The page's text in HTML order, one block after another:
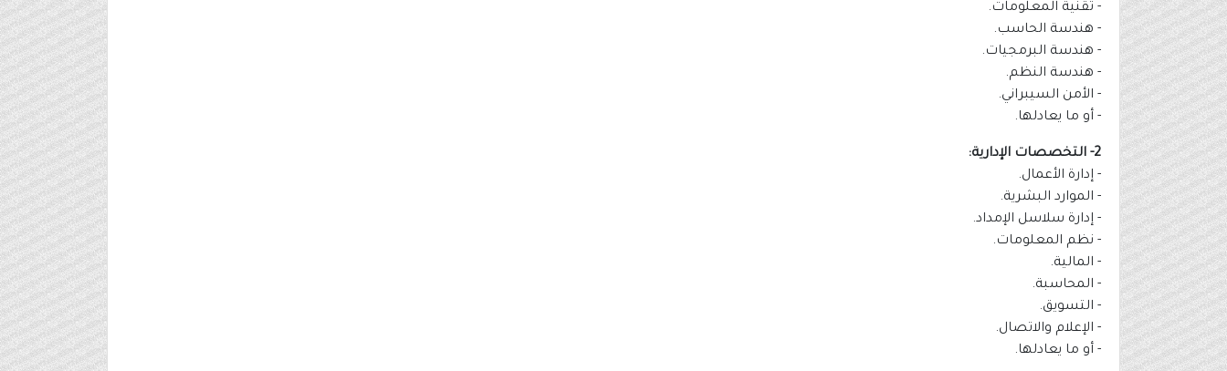
- تقنية المعلومات.
- هندسة الحاسب.
- هندسة البرمجيات.
- هندسة النظم.
- الأمن السيبراني.
- أو ما يعادلها.
2- التخصصات الإدارية:
- إدارة الأعمال.
- الموارد البشرية.
- إدارة سلاسل الإمداد.
- نظم المعلومات.
- المالية.
- المحاسبة.
- التسويق.
- الإعلام والاتصال.
- أو ما يعادلها.